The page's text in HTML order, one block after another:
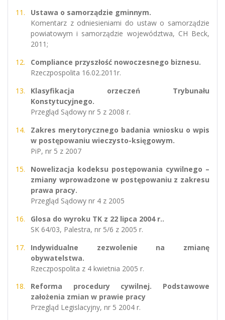
Ustawa o samorządzie gminnym.
Komentarz z odniesieniami do ustaw o samorządzie
powiatowym i samorządzie województwa, CH Beck,
2011;
Compliance przyszłość nowoczesnego biznesu.
Rzeczpospolita 16.02.2011r.
Klasyfikacja orzeczeń Trybunału
Konstytucyjnego.
Przegląd Sądowy nr 5 z 2008 r.
Zakres merytorycznego badania wniosku o wpis
w postępowaniu wieczysto-księgowym.
PiP, nr 5 z 2007
Nowelizacja kodeksu postępowania cywilnego –
zmiany wprowadzone w postępowaniu z zakresu
prawa pracy.
Przegląd Sądowy nr 4 z 2005
Glosa do wyroku TK z 22 lipca 2004 r..
SK 64/03, Palestra, nr 5/6 z 2005 r.
Indywidualne zezwolenie na zmianę
obywatelstwa.
Rzeczpospolita z 4 kwietnia 2005 r.
Reforma procedury cywilnej. Podstawowe
założenia zmian w prawie pracy
Przegląd Legislacyjny, nr 5 2004 r.